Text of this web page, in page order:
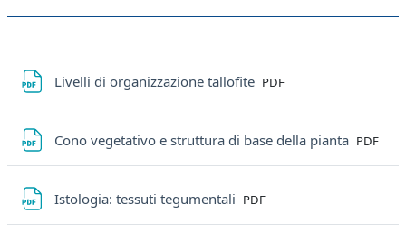
Livelli di organizzazione tallofite File
PDF
Cono vegetativo e struttura di base della pianta File
PDF
Istologia: tessuti tegumentali File
PDF